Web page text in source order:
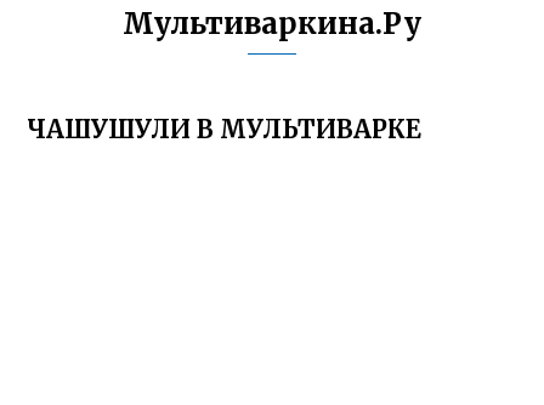
Мультиваркина.Ру
ЧАШУШУЛИ В МУЛЬТИВАРКЕ